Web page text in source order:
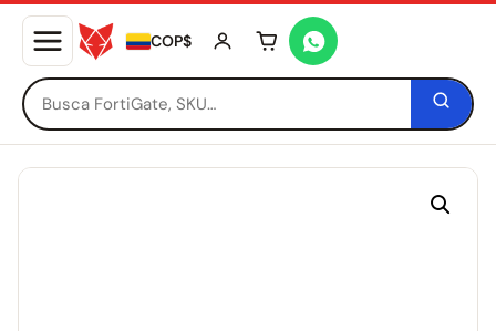
COP$ Tu carrito está vacío